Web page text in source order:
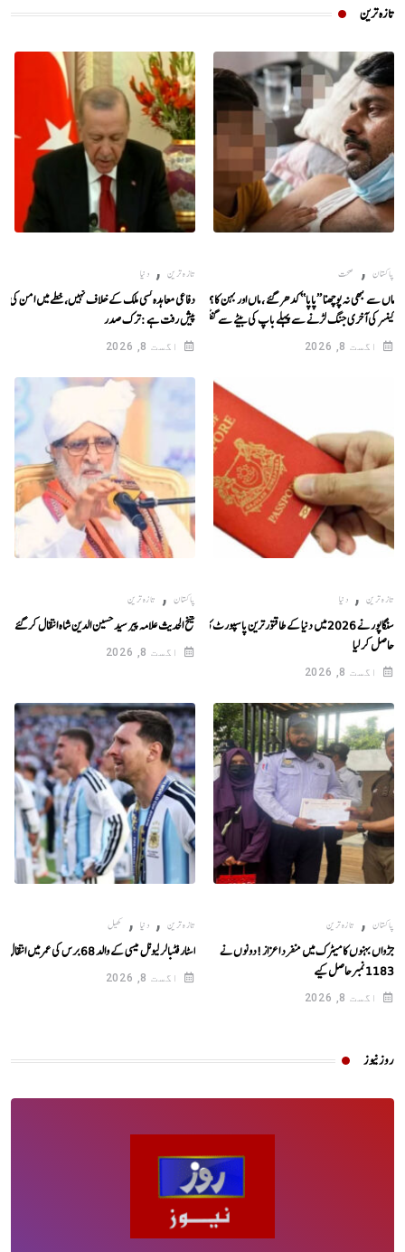
تازہ ترین
پاکستان , صحت
ماں سے کبھی نہ پوچھنا ’’پاپا‘‘ کدھر گئے ، ماں اور بہن کا ہمیشہ خیال رکھنا
کینسر کی آخری جنگ لڑنے سے پہلے باپ کی بیٹے سے گفتگو
اگست 8, 2026
تازہ ترین, دنیا
دفاعی معاہدہ کسی ملک کے خلاف نہیں، خطے میں امن کی
پیش رفت ہے : ترک صدر
اگست 8, 2026
تازہ ترین, دنیا
سنگاپور نے 2026 میں دنیا کے طاقتور ترین پاسپورٹ کا اعزاز
حاصل کر لیا
اگست 8, 2026
پاکستان , تازہ ترین
شیخ الحدیث علامہ پیر سید حسین الدین شاہ انتقال کر گئے
اگست 8, 2026
پاکستان , تازہ ترین
جڑواں بہنوں کا میٹرک میں منفرد اعزاز!دونوں نے
1183نمبرحاصل کیے
اگست 8, 2026
تازہ ترین, دنیا ,کھیل
اسٹار فٹبالر لیونل میسی کے والد 68 برس کی عمر میں انتقال کر گئے
اگست 8, 2026
روز نیوز